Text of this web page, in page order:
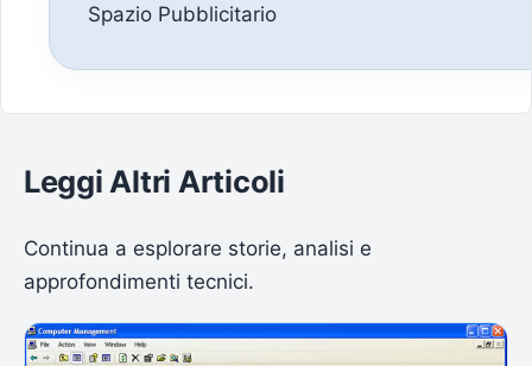
Spazio Pubblicitario
Leggi Altri Articoli
Continua a esplorare storie, analisi e
approfondimenti tecnici.